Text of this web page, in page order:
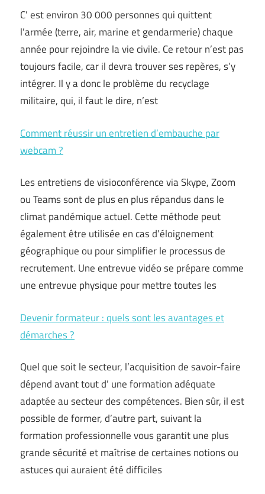
C’ est environ 30 000 personnes qui quittent
l’armée (terre, air, marine et gendarmerie) chaque
année pour rejoindre la vie civile. Ce retour n’est pas
toujours facile, car il devra trouver ses repères, s’y
intégrer. Il y a donc le problème du recyclage
militaire, qui, il faut le dire, n’est
Comment réussir un entretien d’embauche par
webcam ?
Les entretiens de visioconférence via Skype, Zoom
ou Teams sont de plus en plus répandus dans le
climat pandémique actuel. Cette méthode peut
également être utilisée en cas d’éloignement
géographique ou pour simplifier le processus de
recrutement. Une entrevue vidéo se prépare comme
une entrevue physique pour mettre toutes les
Devenir formateur : quels sont les avantages et
démarches ?
Quel que soit le secteur, l’acquisition de savoir-faire
dépend avant tout d’ une formation adéquate
adaptée au secteur des compétences. Bien sûr, il est
possible de former, d’autre part, suivant la
formation professionnelle vous garantit une plus
grande sécurité et maîtrise de certaines notions ou
astuces qui auraient été difficiles